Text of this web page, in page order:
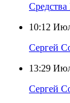
10:12
Сергей
13:29
Сергей